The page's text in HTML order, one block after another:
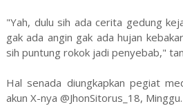
"Yah, dulu sih ada cerita gedung
gak ada angin gak ada hujan
sih puntung rokok jadi penyebab,"
Hal senada diungkapkan pegiat
akun X-nya @JhonSitorus_18, Minggu.